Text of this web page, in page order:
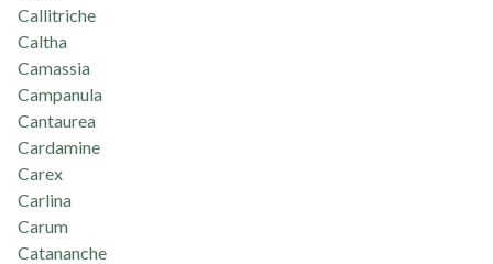
Callitriche
Caltha
Camassia
Campanula
Cantaurea
Cardamine
Carex
Carlina
Carum
Catananche